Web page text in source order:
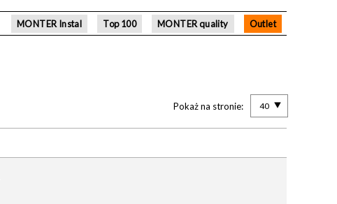
MONTER Instal Top 100 MONTER quality Outlet
Pokaż na stronie: 40